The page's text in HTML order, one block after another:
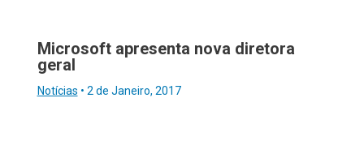
Microsoft apresenta nova diretora
geral
Notícias • 2 de Janeiro, 2017